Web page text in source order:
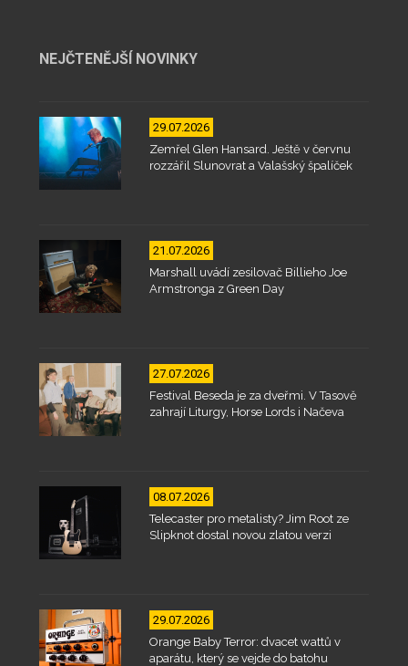
NEJČTENĚJŠÍ NOVINKY
29.07.2026
Zemřel Glen Hansard. Ještě v červnu
rozzářil Slunovrat a Valašský špalíček
21.07.2026
Marshall uvádí zesilovač Billieho Joe
Armstronga z Green Day
27.07.2026
Festival Beseda je za dveřmi. V Tasově
zahrají Liturgy, Horse Lords i Načeva
08.07.2026
Telecaster pro metalisty? Jim Root ze
Slipknot dostal novou zlatou verzi
29.07.2026
Orange Baby Terror: dvacet wattů v
aparátu, který se vejde do batohu